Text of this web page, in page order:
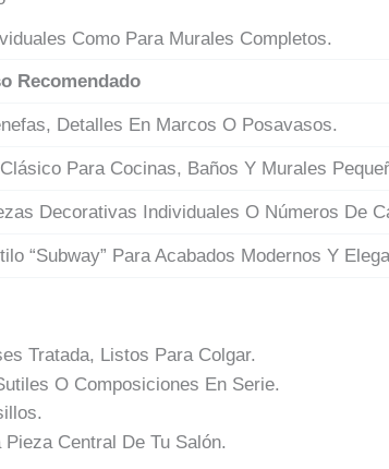
Como Para Murales Completos.
Recomendado
Detalles En Marcos O Posavasos.
Para Cocinas, Baños Y Murales
Decorativas Individuales O Números De
“Subway” Para Acabados Modernos Y
Tratada, Listos Para Colgar.
O Composiciones En Serie.
Central De Tu Salón.